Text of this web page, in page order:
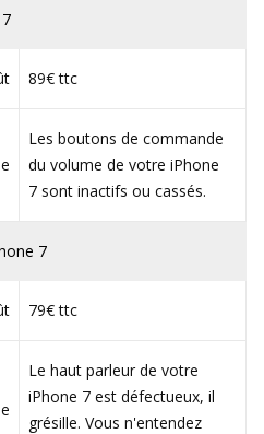
89€ ttc
Les boutons de commande
du volume de votre iPhone
7 sont inactifs ou cassés.
7
79€ ttc
Le haut parleur de votre
iPhone 7 est défectueux, il
grésille. Vous n'entendez